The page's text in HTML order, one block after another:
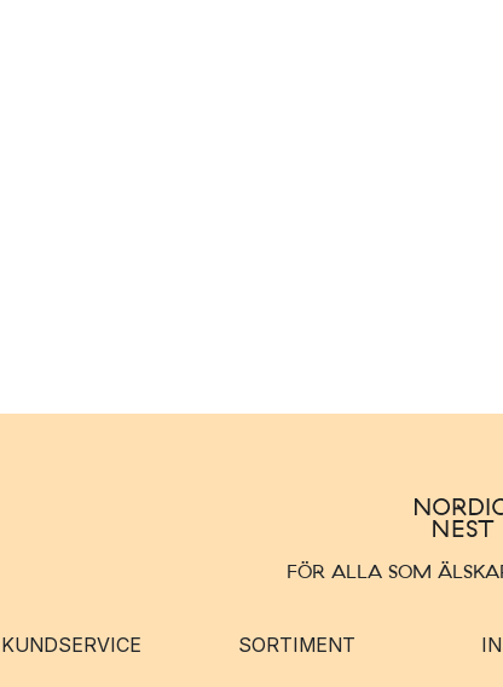
FÖR ALLA SOM
KUNDSERVICE SORTIMENT